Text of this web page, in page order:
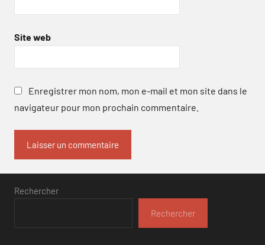
Site web
Enregistrer mon nom, mon e-mail et mon site dans le
navigateur pour mon prochain commentaire.
Rechercher
Rechercher